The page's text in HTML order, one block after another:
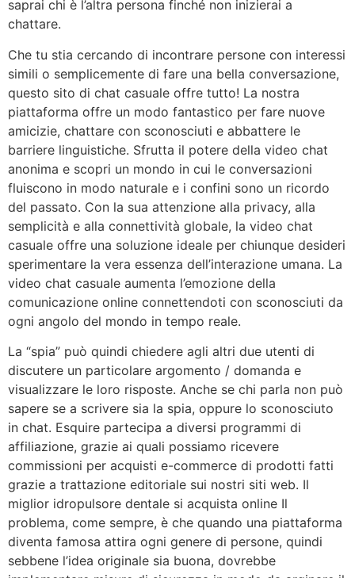
saprai chi è l’altra persona finché non inizierai a
chattare.
Che tu stia cercando di incontrare persone con interessi
simili o semplicemente di fare una bella conversazione,
questo sito di chat casuale offre tutto! La nostra
piattaforma offre un modo fantastico per fare nuove
amicizie, chattare con sconosciuti e abbattere le
barriere linguistiche. Sfrutta il potere della video chat
anonima e scopri un mondo in cui le conversazioni
fluiscono in modo naturale e i confini sono un ricordo
del passato. Con la sua attenzione alla privacy, alla
semplicità e alla connettività globale, la video chat
casuale offre una soluzione ideale per chiunque desideri
sperimentare la vera essenza dell’interazione umana. La
video chat casuale aumenta l’emozione della
comunicazione online connettendoti con sconosciuti da
ogni angolo del mondo in tempo reale.
La “spia” può quindi chiedere agli altri due utenti di
discutere un particolare argomento / domanda e
visualizzare le loro risposte. Anche se chi parla non può
sapere se a scrivere sia la spia, oppure lo sconosciuto
in chat. Esquire partecipa a diversi programmi di
affiliazione, grazie ai quali possiamo ricevere
commissioni per acquisti e-commerce di prodotti fatti
grazie a trattazione editoriale sui nostri siti web. Il
miglior idropulsore dentale si acquista online Il
problema, come sempre, è che quando una piattaforma
diventa famosa attira ogni genere di persone, quindi
sebbene l’idea originale sia buona, dovrebbe